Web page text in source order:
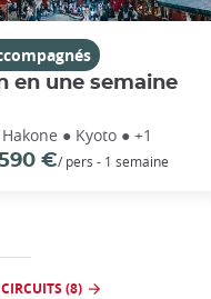
en une semaine
● Kyoto ● +1
€/ pers - 1 semaine
(8)